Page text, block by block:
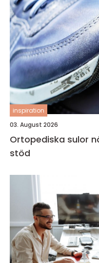
inspiration
03. August 2026
Ortopediska sulor när fötterna behöver mer
stöd